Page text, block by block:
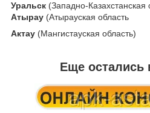
Уральск (Западно-Казахстанская
Атырау (Атырауская область
Актау (Мангистауская область)
Еще остались